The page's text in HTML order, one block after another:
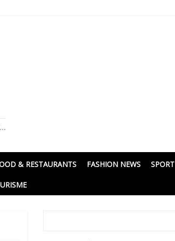
& RESTAURANTS FASHION NEWS SPORT